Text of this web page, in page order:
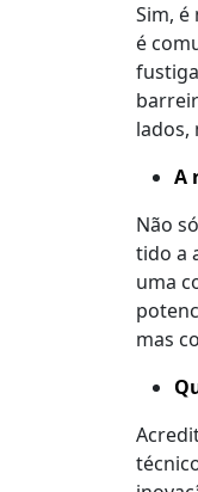
Sim,
é
lados,
A
Não
tido a
uma
mas